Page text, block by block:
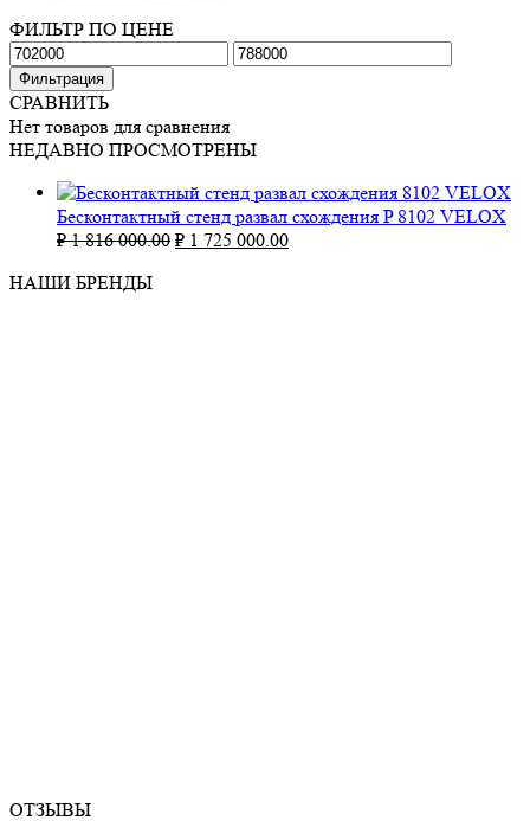
ФИЛЬТР ПО ЦЕНЕ
Минимальная
цена
Максимальная
Фильтрация
СРАВНИТЬ
Нет товаров для сравнения
НЕДАВНО ПРОСМОТРЕНЫ
Бесконтактный стенд развал схождения P 8102 VELOX
₽1 816 000.00 Первоначальная
₽ 1 725 000.00Текущая
НАШИ БРЕНДЫ
ОТЗЫВЫ